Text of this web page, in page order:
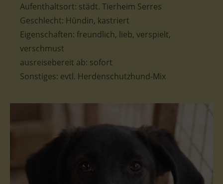
Aufenthaltsort: städt. Tierheim Serres
Geschlecht: Hündin, kastriert
Eigenschaften: freundlich, lieb, verspielt,
verschmust
ausreisebereit ab: sofort
Sonstiges: evtl. Herdenschutzhund-Mix